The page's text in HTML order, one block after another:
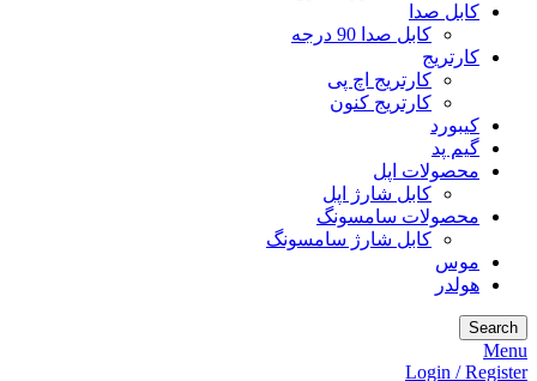
کابل صدا
کابل صدا 90 درجه
کارتریج
کارتریج اچ پی
کارتریج کنون
کیبورد
گیم پد
محصولات اپل
کابل شارژ اپل
محصولات سامسونگ
کابل شارژ سامسونگ
موس
هولدر
Search
Menu
Login / Register